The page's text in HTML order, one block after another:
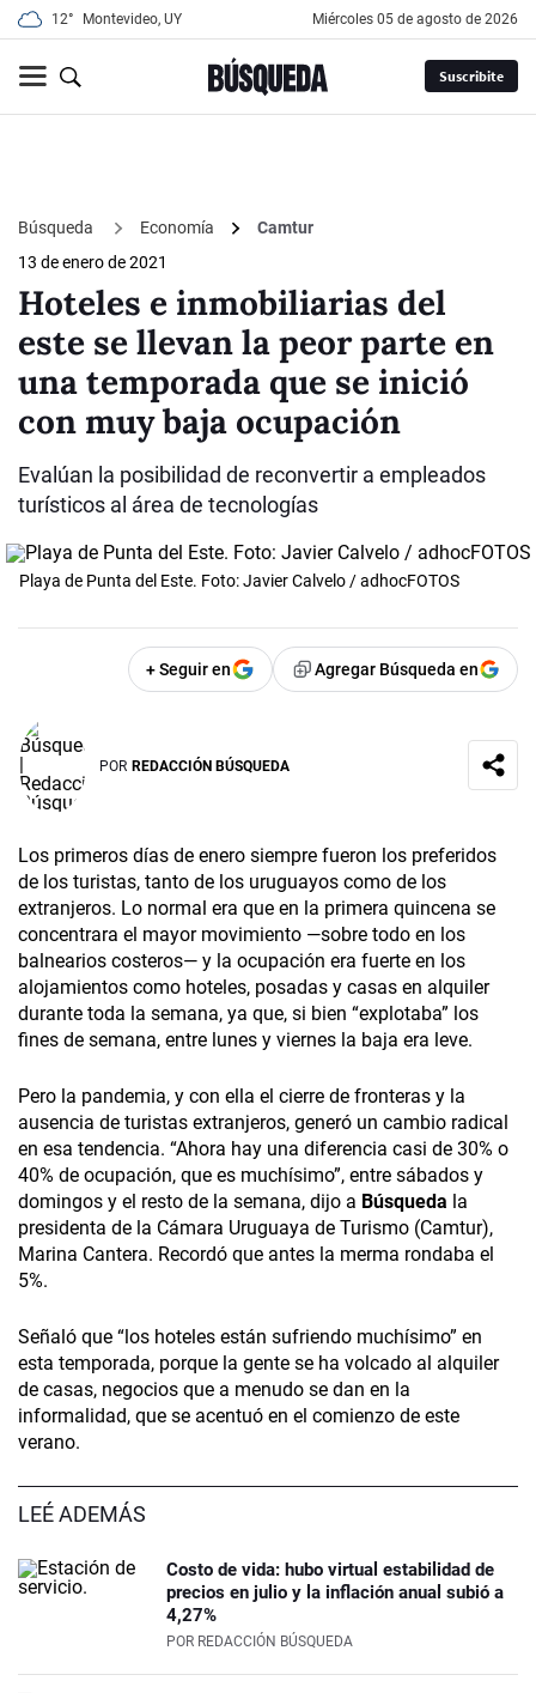
12° Montevideo, UY miércoles 05 de agosto de 2026
Suscribite
Búsqueda Economía
Camtur
13 de enero de 2021
Hoteles e inmobiliarias del
este se llevan la peor parte en
una temporada que se inició
con muy baja ocupación
Evalúan la posibilidad de reconvertir a empleados
turísticos al área de tecnologías
Playa de Punta del Este. Foto: Javier Calvelo / adhocFOTOS
+ Seguir en Agregar Búsqueda en
POR REDACCIÓN BÚSQUEDA
Los primeros días de enero siempre fueron los preferidos
de los turistas, tanto de los uruguayos como de los
extranjeros. Lo normal era que en la primera quincena se
concentrara el mayor movimiento —sobre todo en los
balnearios costeros— y la ocupación era fuerte en los
alojamientos como hoteles, posadas y casas en alquiler
durante toda la semana, ya que, si bien “explotaba” los
fines de semana, entre lunes y viernes la baja era leve.
Pero la pandemia, y con ella el cierre de fronteras y la
ausencia de turistas extranjeros, generó un cambio radical
en esa tendencia. “Ahora hay una diferencia casi de 30% o
40% de ocupación, que es muchísimo”, entre sábados y
domingos y el resto de la semana, dijo a Búsqueda la
presidenta de la Cámara Uruguaya de Turismo (Camtur),
Marina Cantera. Recordó que antes la merma rondaba el
5%.
Señaló que “los hoteles están sufriendo muchísimo” en
esta temporada, porque la gente se ha volcado al alquiler
de casas, negocios que a menudo se dan en la
informalidad, que se acentuó en el comienzo de este
verano.
LEÉ ADEMÁS
Costo de vida: hubo virtual estabilidad de
precios en julio y la inflación anual subió a
4,27%
POR REDACCIÓN BÚSQUEDA